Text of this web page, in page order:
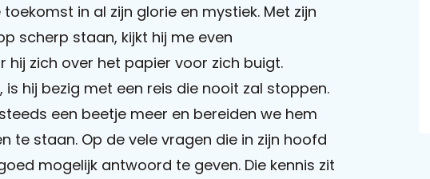
toekomst in al zijn glorie en mystiek. Met zijn
scherp staan, kijkt hij me even
hij zich over het papier voor zich buigt.
hij bezig met een reis die nooit zal stoppen.
een beetje meer en bereiden we hem
te staan. Op de vele vragen die in zijn hoofd
mogelijk antwoord te geven. Die kennis zit